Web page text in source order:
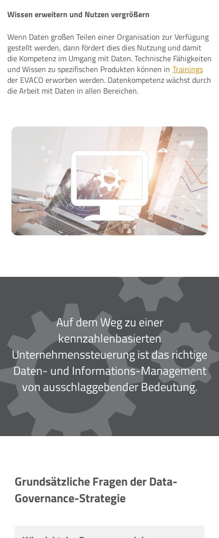
Wissen erweitern und Nutzen vergrößern
Wenn Daten großen Teilen einer Organisation zur Verfügung
gestellt werden, dann fördert dies dies Nutzung und damit
die Kompetenz im Umgang mit Daten. Technische Fähigkeiten
und Wissen zu spezifischen Produkten können in Trainings
der EVACO erworben werden. Datenkompetenz wächst durch
die Arbeit mit Daten in allen Bereichen.
Auf dem Weg zu einer
kennzahlenbasierten
Unternehmenssteuerung ist das richtige
Daten- und Informations-Management
von ausschlaggebender Bedeutung.
Grundsätzliche Fragen der Data-
Governance-Strategie